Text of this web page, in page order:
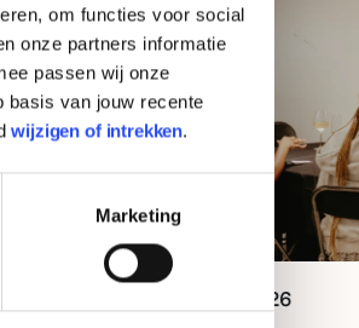
om functies voor social
onze partners informatie
passen wij onze
basis van jouw recente
wijzigen of intrekken.
Marketing
1 april 2026